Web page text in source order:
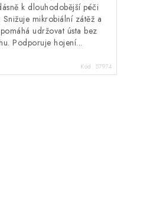
k dlouhodobější péči
mikrobiální zátěž a
udržovat ústa bez
Podporuje hojení...
Kód: 57974